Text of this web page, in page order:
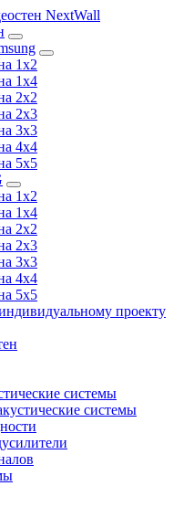
NextWall
1x2
1x4
2x2
2х3
3x3
4x4
5x5
1x2
1x4
2x2
2x3
3x3
4x4
5x5
проекту
системы
системы